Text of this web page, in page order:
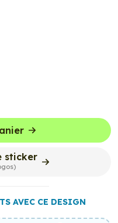
sticker
AVEC CE DESIGN